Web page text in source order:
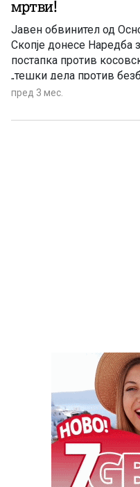
мртви!
Јавен обвинител од
Скопје донесе Наредба
постапка против
„тешки дела против
сообраќајот согласно
возилo МАН со
пред 3 мес.